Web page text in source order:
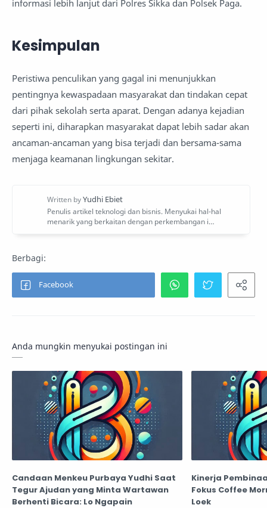
informasi lebih lanjut dari Polres Sikka dan Polsek Paga.
Kesimpulan
Peristiwa penculikan yang gagal ini menunjukkan
pentingnya kewaspadaan masyarakat dan tindakan cepat
dari pihak sekolah serta aparat. Dengan adanya kejadian
seperti ini, diharapkan masyarakat dapat lebih sadar akan
ancaman-ancaman yang bisa terjadi dan bersama-sama
menjaga keamanan lingkungan sekitar.
Anda mungkin menyukai postingan ini
Candaan Menkeu Purbaya Yudhi Saat
Tegur Ajudan yang Minta Wartawan
Berhenti Bicara: Lo Ngapain
Kinerja
Fokus Coffee
Loek